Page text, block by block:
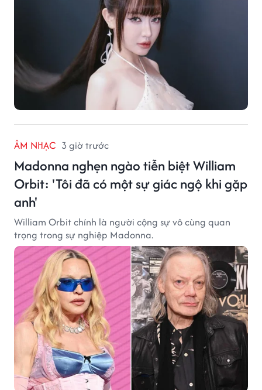
ÂM NHẠC 3 giờ trước
Madonna nghẹn ngào tiễn biệt William
Orbit: 'Tôi đã có một sự giác ngộ khi gặp
anh'
William Orbit chính là người cộng sự vô cùng quan
trọng trong sự nghiệp Madonna.